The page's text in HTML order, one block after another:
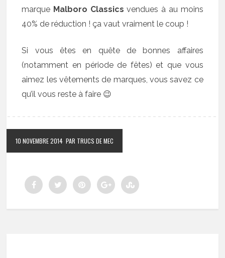
marque Malboro Classics vendues à au moins
40% de réduction ! ça vaut vraiment le coup !
Si vous êtes en quête de bonnes affaires
(notamment en période de fêtes) et que vous
aimez les vêtements de marques, vous savez ce
qu’il vous reste à faire 😉
10 NOVEMBRE 2014 PAR TRUCS DE MEC